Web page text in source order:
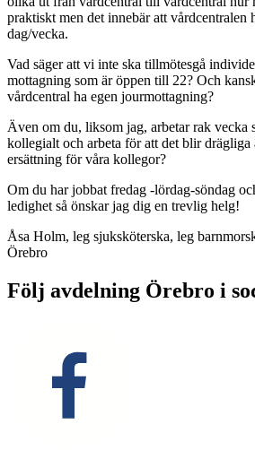
praktiskt men det innebär att vårdcentralen
dag/vecka.
Vad säger att vi inte ska tillmötesgå
mottagning som är öppen till 22? Och
vårdcentral ha egen jourmottagning?
Även om du, liksom jag, arbetar rak vecka
kollegialt och arbeta för att det blir
ersättning för våra kollegor?
Om du har jobbat fredag -lördag-söndag
ledighet så önskar jag dig en trevlig helg!
Åsa Holm, leg sjuksköterska, leg
Örebro
Följ avdelning Örebro i